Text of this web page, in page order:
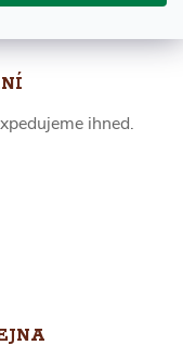
ihned.